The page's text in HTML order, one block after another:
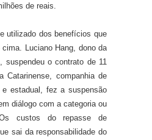
de reais.
utilizado dos benefícios que
Luciano Hang, dono da
suspendeu o contrato de 11
Catarinense, companhia de
e estadual, fez a suspensão
diálogo com a categoria ou
custos do repasse de
sai da responsabilidade do